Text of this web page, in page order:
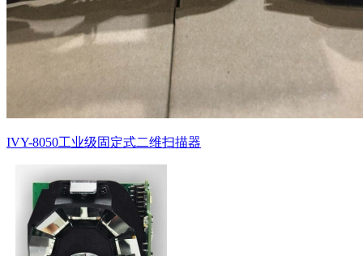
IVY-8050工业级固定式二维扫描器